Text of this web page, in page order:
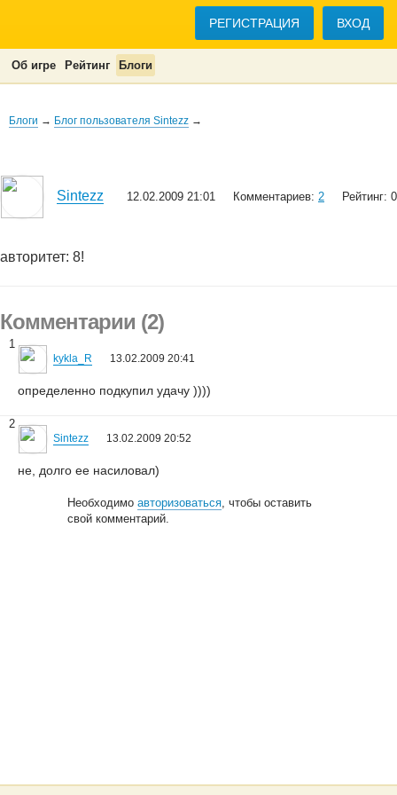
РЕГИСТРАЦИЯ ВХОД
Об игре Рейтинг Блоги
Блоги → Блог пользователя Sintezz →
Sintezz 12.02.2009 21:01 Комментариев: 2 Рейтинг: 0
авторитет: 8!
Комментарии (2)
1
kykla_R 13.02.2009 20:41
определенно подкупил удачу ))))
2
Sintezz 13.02.2009 20:52
не, долго ее насиловал)
Необходимоавторизоваться, чтобы оставить
свой комментарий.